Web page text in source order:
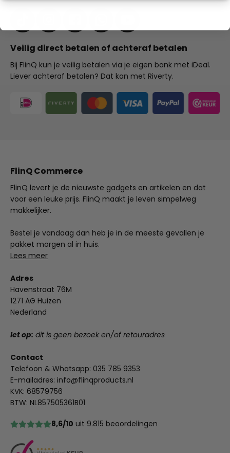
Veilig direct betalen of achteraf betalen
Bij FlinQ kun je veilig betalen via je eigen bank met iDeal.
Liever achteraf betalen? Dat kan met Riverty.
FlinQ Commerce
FlinQ levert je de nieuwste gadgets en artikelen en dat
voor een leuke prijs. FlinQ maakt je leven simpelweg
makkelijker.
Bestel je vandaag dan heb je in de meeste gevallen je
pakket morgen al in huis.
Lees meer
Adres
Havenstraat 76M
1271 AG Huizen
Nederland
let op: dit is geen bezoek en/of retouradres
Contact
Telefoon & Whatsapp: 035 785 9353
E-mailadres: info@flinqproducts.nl
KVK: 68579756
BTW: NL857505361B01
8,6/10 uit 9.815 beoordelingen